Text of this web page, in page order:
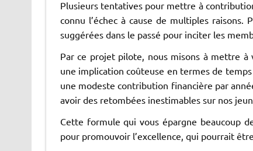
Plusieurs tentatives pour mettre à
connu l’échec à cause de multiples
suggérées dans le passé pour inciter les
Par ce projet pilote, nous misons à mettre
une implication coûteuse en termes de
une modeste contribution financière par
avoir des retombées inestimables sur nos
Cette formule qui vous épargne beaucoup
pour promouvoir l’excellence, qui pourrait